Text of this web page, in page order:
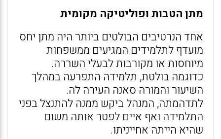
מתן הטבות ופוליטיקה מקומית
אחד הנרטיבים הבולטים ביותר היה מתן יחס
מועדף לתלמידים המגיעים ממשפחות
מיוחסות או מקורבות לבעלי השררה.
כדוגמה בולטת, תלמידה התפרעה במהלך
השיעור והמורה סאנה העירה לה.
לתדהמתה, המנהל ביקש ממנה להתנצל בפני
התלמידה ואף איים לפטר אותה משום
שהיא הייתה אחייניתו.